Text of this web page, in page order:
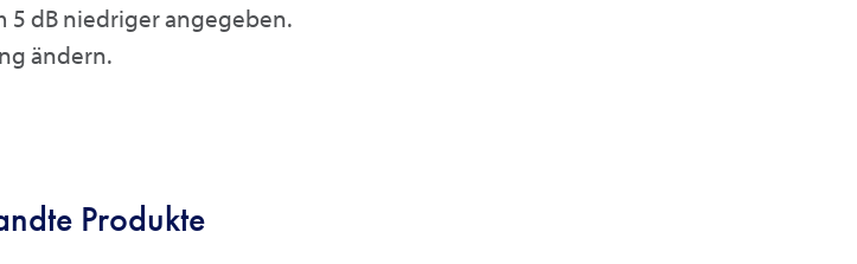
5 dB niedriger angegeben.
ändern.
Produkte